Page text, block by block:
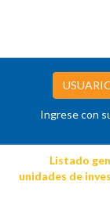
Ingrese con
Listado
unidades de